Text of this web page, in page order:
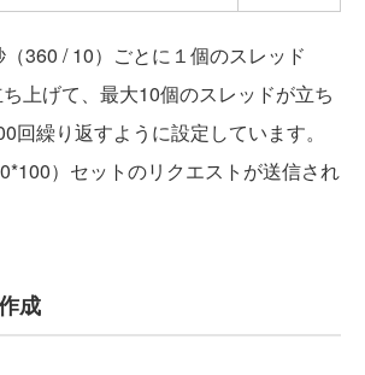
360 / 10）ごとに１個のスレッド
ち上げて、最大10個のスレッドが立ち
回繰り返すように設定しています。
）セットのリクエストが送信され
成